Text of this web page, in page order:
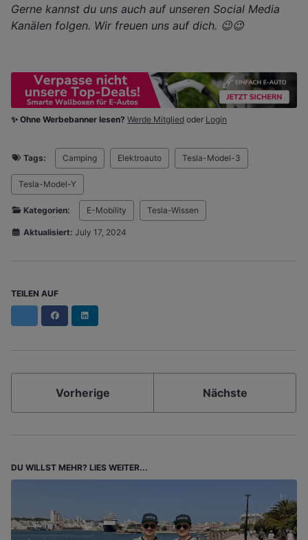
Gerne kannst du uns auch auf unseren Social Media
Kanälen folgen. Wir freuen uns auf dich. 😉😉
✨ Ohne Werbebanner lesen? Werde Mitglied oder Login
Tags: Camping Elektroauto Tesla-Model-3
Tesla-Model-Y
Kategorien: E-Mobility Tesla-Wissen
Aktualisiert: July 17, 2024
TEILEN AUF
Facebook
Vorherige Nächste
DU WILLST MEHR? LIES WEITER...